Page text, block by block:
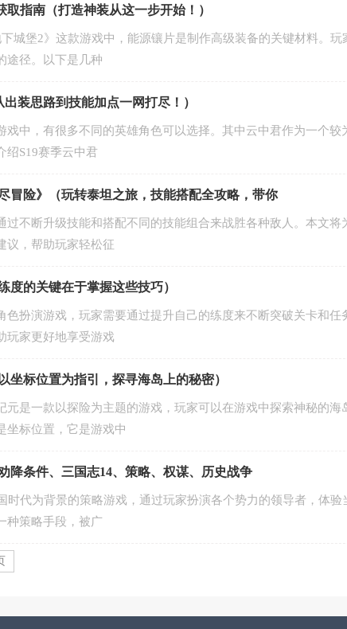
指南（打造神装从这一步开始！）
城堡2》这款游戏中，能源镶片是制作高级装备的关键材料。玩
途径。以下是几种
装思路到技能加点一网打尽！）
戏中，有很多不同的英雄角色可以选择。其中云中君作为一个较
绍S19赛季云中君
冒险》（玩转泰坦之旅，技能搭配全攻略，带你
不断升级技能和搭配不同的技能组合来战胜各种敌人。本文将
议，帮助玩家轻松征
度的关键在于掌握这些技巧）
色扮演游戏，玩家需要通过提升自己的练度来不断突破关卡和任
玩家更好地享受游戏
坐标位置为指引，探寻海岛上的秘密）
元是一款以探险为主题的游戏，玩家可以在游戏中探索神秘的海
坐标位置，它是游戏中
降条件、三国志14、策略、权谋、历史战争
时代为背景的策略游戏，通过玩家扮演各个势力的领导者，体验
种策略手段，被广